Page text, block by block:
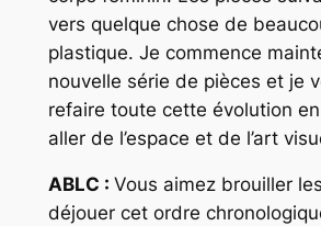
vers quelque chose de
plastique. Je commence
nouvelle série de pièces et je
refaire toute cette évolution
aller de l’espace et de l’art
ABLC : Vous aimez brouiller
déjouer cet ordre